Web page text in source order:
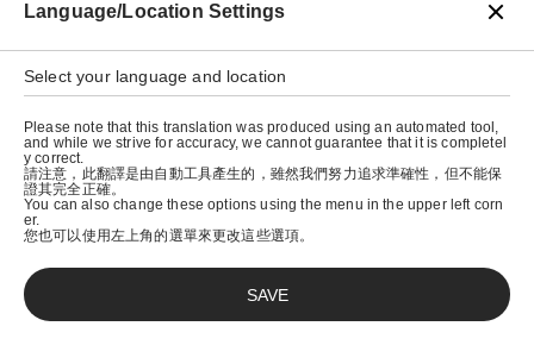
プライバシーポリシー
特定商取引法に基づく表示
会社概要
© graniph inc.
Language/Location Settings
Select your language and location
Please note that this translation was produced using an automated tool,
and while we strive for accuracy, we cannot guarantee that it is completel
y correct.
請注意，此翻譯是由自動工具產生的，雖然我們努力追求準確性，但不能保
證其完全正確。
You can also change these options using the menu in the upper left corn
er.
您也可以使用左上角的選單來更改這些選項。
SAVE